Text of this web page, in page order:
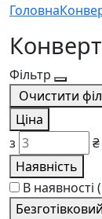
Головна
Фільтр
Очистити
Ціна
з
₴
Наявність
В наявності